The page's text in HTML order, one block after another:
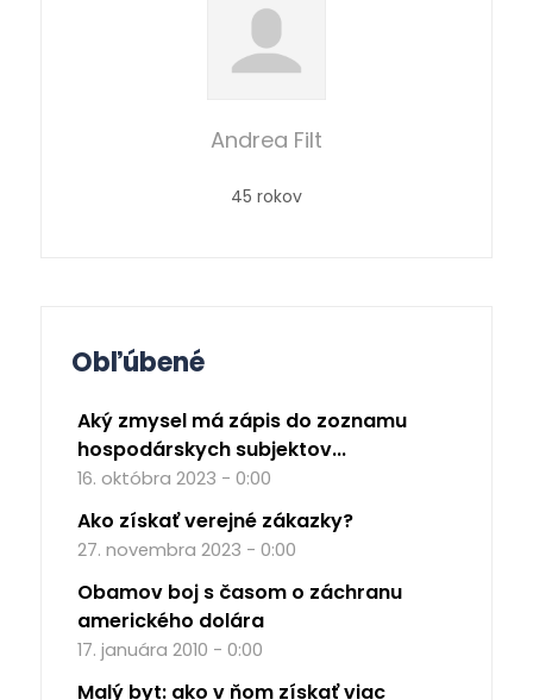
Andrea Filt
45 rokov
Obľúbené
Aký zmysel má zápis do zoznamu
hospodárskych subjektov...
16. októbra 2023 - 0:00
Ako získať verejné zákazky?
27. novembra 2023 - 0:00
Obamov boj s časom o záchranu
amerického dolára
17. januára 2010 - 0:00
Malý byt: ako v ňom získať viac